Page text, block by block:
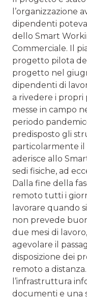
l’organizzazione
dipendenti
dello Smart
Commerciale. Il
progetto pilota
progetto nel
dipendenti di
a rivedere i propri
messe in campo
periodo
predisposto gli
particolarmente il
aderisce allo
sedi fisiche, ad
Dalla fine della
remoto tutti i
lavorare quando
non prevede
due mesi di
agevolare il
disposizione dei
remoto a
l’infrastruttura
documenti e una